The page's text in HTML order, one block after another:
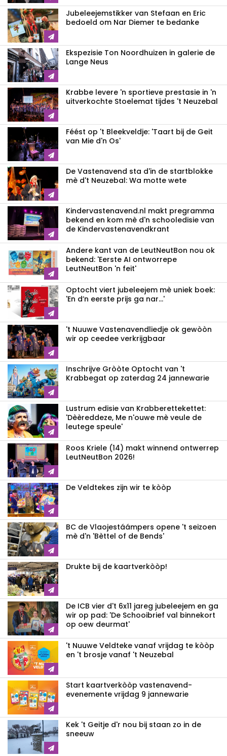
Jubeleejemstikker van Stefaan en Eric
bedoeld om Nar Diemer te bedanke
Ekspezisie Ton Noordhuizen in galerie de
Lange Neus
Krabbe levere 'n sportieve prestasie in 'n
uitverkochte Stoelemat tijdes 't Neuzebal
Féést op 't Bleekveldje: 'Taart bij de Geit
van Mie d'n Os'
De Vastenavend sta d'in de startblokke
mè d't Neuzebal: Wa motte wete
Kindervastenavend.nl makt pregramma
bekend en kom mè d'n schooledisie van
de Kindervastenavendkrant
Andere kant van de LeutNeutBon nou ok
bekend: 'Eerste AI ontworrepe
LeutNeutBon 'n feit'
Optocht viert jubeleejem mè uniek boek:
'En d’n eerste prijs ga nar...'
't Nuuwe Vastenavendliedje ok gewòòn
wir op ceedee verkrijgbaar
Inschrijve Gròòte Optocht van 't
Krabbegat op zaterdag 24 jannewarie
Lustrum edisie van Krabberettekettet:
'Dèèreddeze, Me n'ouwe mè veule de
leutege speule'
Roos Kriele (14) makt winnend ontwerrep
LeutNeutBon 2026!
De Veldtekes zijn wir te kòòp
BC de Vlaojestáámpers opene 't seizoen
mè d'n 'Bèttel of de Bends'
Drukte bij de kaartverkòòp!
De ICB vier d't 6x11 jareg jubeleejem en ga
wir op pad: 'De Schooibrief val binnekort
op oew deurmat'
't Nuuwe Veldteke vanaf vrijdag te kòòp
en 't brosje vanaf 't Neuzebal
Start kaartverkòòp vastenavend­
evenemente vrijdag 9 jannewarie
Kek 't Geitje d'r nou bij staan zo in de
sneeuw